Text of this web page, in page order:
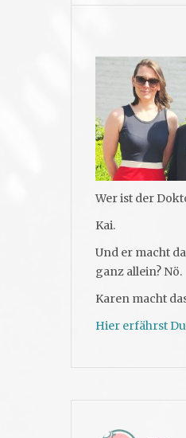
Wer ist der
Kai.
Und er macht
ganz allein? Nö.
Karen macht
Hier erfährst